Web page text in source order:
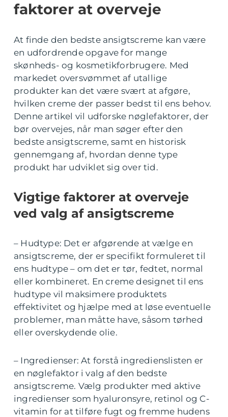
faktorer at overveje
At finde den bedste ansigtscreme kan være
en udfordrende opgave for mange
skønheds- og kosmetikforbrugere. Med
markedet oversvømmet af utallige
produkter kan det være svært at afgøre,
hvilken creme der passer bedst til ens behov.
Denne artikel vil udforske nøglefaktorer, der
bør overvejes, når man søger efter den
bedste ansigtscreme, samt en historisk
gennemgang af, hvordan denne type
produkt har udviklet sig over tid.
Vigtige faktorer at overveje
ved valg af ansigtscreme
– Hudtype: Det er afgørende at vælge en
ansigtscreme, der er specifikt formuleret til
ens hudtype – om det er tør, fedtet, normal
eller kombineret. En creme designet til ens
hudtype vil maksimere produktets
effektivitet og hjælpe med at løse eventuelle
problemer, man måtte have, såsom tørhed
eller overskydende olie.
– Ingredienser: At forstå ingredienslisten er
en nøglefaktor i valg af den bedste
ansigtscreme. Vælg produkter med aktive
ingredienser som hyaluronsyre, retinol og C-
vitamin for at tilføre fugt og fremme hudens